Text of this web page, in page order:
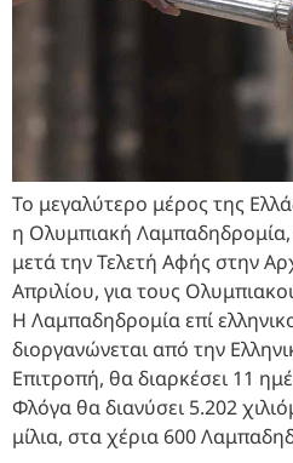
Το μεγαλύτερο μέρος της
η Ολυμπιακή
μετά την Τελετή Αφής στην
Απριλίου, για τους
Η Λαμπαδηδρομία επί
διοργανώνεται από την
Επιτροπή, θα διαρκέσει 11
Φλόγα θα διανύσει 5.202
μίλια, στα χέρια 600